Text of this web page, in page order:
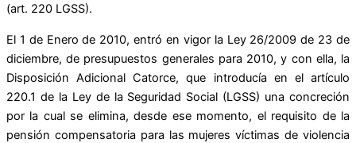
(art. 220 LGSS).
El 1 de Enero de 2010, entró en vigor la Ley 26/2009 de 23 de
diciembre, de presupuestos generales para 2010, y con ella, la
Disposición Adicional Catorce, que introducía en el artículo
220.1 de la Ley de la Seguridad Social (LGSS) una concreción
por la cual se elimina, desde ese momento, el requisito de la
pensión compensatoria para las mujeres víctimas de violencia